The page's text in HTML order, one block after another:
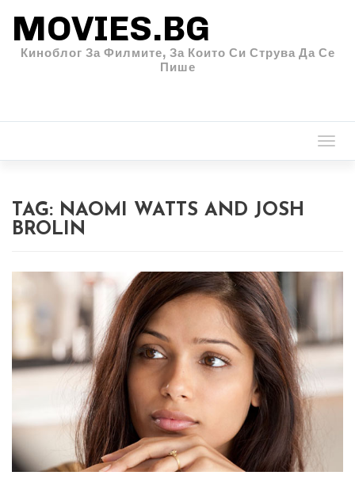
MOVIES.BG
Киноблог За Филмите, За Които Си Струва Да Се
Пише
TAG: NAOMI WATTS AND JOSH
BROLIN